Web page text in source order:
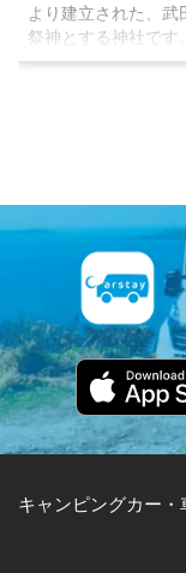
より建立された、武
祭神とする神社です
年に信玄の父：信虎
玄が祀られ、今でも
神」として信仰を集
キャンピングカー・